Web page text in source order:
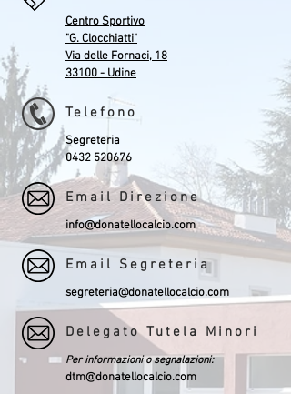
Centro Sportivo
"G. Clocchiatti"
Via delle Fornaci, 18
33100 - Udine
Telefono
Segreteria
0432 520676
Email Direzione
info@donatellocalcio.com
Email Segreteria
segreteria@donatellocalcio.com
Delegato Tutela Minori
Per informazioni o segnalazioni:
dtm@donatellocalcio.com